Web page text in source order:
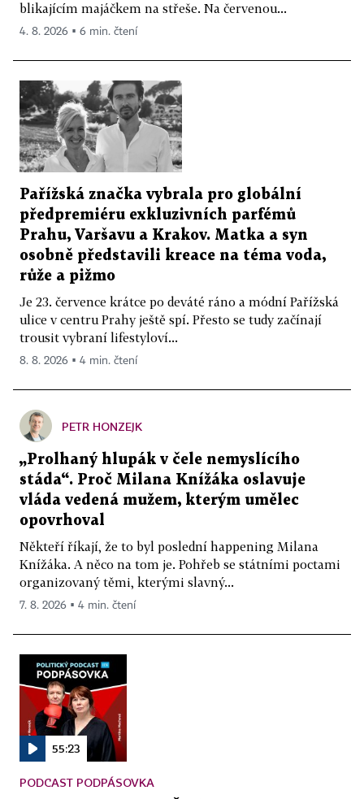
blikajícím majáčkem na střeše. Na červenou...
4. 8. 2026 ▪ 6 min. čtení
Pařížská značka vybrala pro globální
předpremiéru exkluzivních parfémů
Prahu, Varšavu a Krakov. Matka a syn
osobně představili kreace na téma voda,
růže a pižmo
Je 23. července krátce po deváté ráno a módní Pařížská
ulice v centru Prahy ještě spí. Přesto se tudy začínají
trousit vybraní lifestyloví...
8. 8. 2026 ▪ 4 min. čtení
PETR HONZEJK
„Prolhaný hlupák v čele nemyslícího
stáda“. Proč Milana Knížáka oslavuje
vláda vedená mužem, kterým umělec
opovrhoval
Někteří říkají, že to byl poslední happening Milana
Knížáka. A něco na tom je. Pohřeb se státními poctami
organizovaný těmi, kterými slavný...
7. 8. 2026 ▪ 4 min. čtení
55:23
PODCAST PODPÁSOVKA